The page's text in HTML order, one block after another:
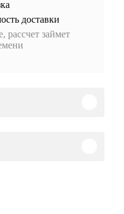
доставки
рассчет займет